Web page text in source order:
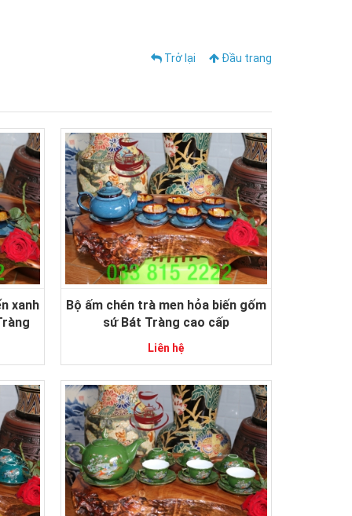
Trở lại Đầu trang
xanh
Bộ ấm chén trà men hỏa biến gốm
sứ Bát Tràng cao cấp
Liên hệ